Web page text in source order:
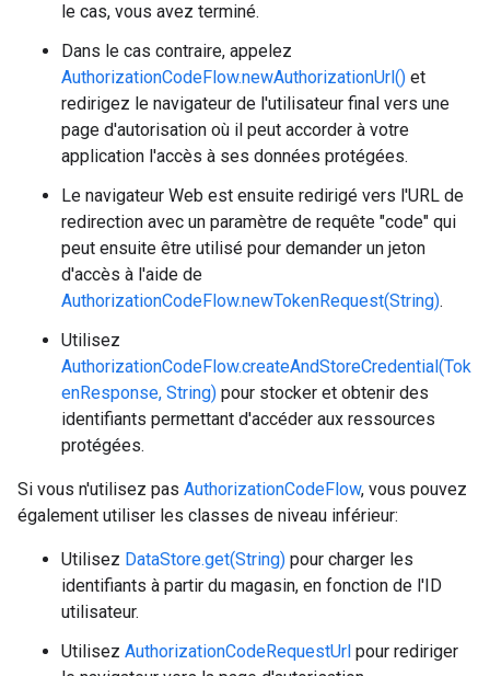
le cas, vous avez terminé.
Dans le cas contraire, appelez
AuthorizationCodeFlow.newAuthorizationUrl() et
redirigez le navigateur de l'utilisateur final vers une
page d'autorisation où il peut accorder à votre
application l'accès à ses données protégées.
Le navigateur Web est ensuite redirigé vers l'URL de
redirection avec un paramètre de requête "code" qui
peut ensuite être utilisé pour demander un jeton
d'accès à l'aide de
AuthorizationCodeFlow.newTokenRequest(String).
Utilisez
AuthorizationCodeFlow.createAndStoreCredential(Tok
enResponse, String) pour stocker et obtenir des
identifiants permettant d'accéder aux ressources
protégées.
Si vous n'utilisez pas AuthorizationCodeFlow, vous pouvez
également utiliser les classes de niveau inférieur:
Utilisez DataStore.get(String) pour charger les
identifiants à partir du magasin, en fonction de l'ID
utilisateur.
Utilisez AuthorizationCodeRequestUrl pour rediriger